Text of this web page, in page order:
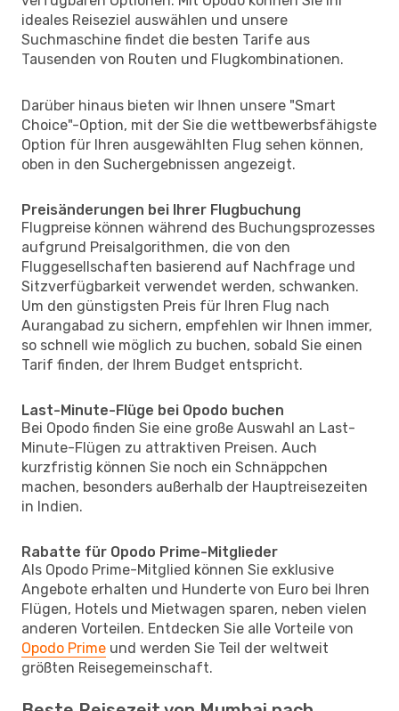
ideales Reiseziel auswählen und unsere
Suchmaschine findet die besten Tarife aus
Tausenden von Routen und Flugkombinationen.
Darüber hinaus bieten wir Ihnen unsere "Smart
Choice"-Option, mit der Sie die wettbewerbsfähigste
Option für Ihren ausgewählten Flug sehen können,
oben in den Suchergebnissen angezeigt.
Preisänderungen bei Ihrer Flugbuchung
Flugpreise können während des Buchungsprozesses
aufgrund Preisalgorithmen, die von den
Fluggesellschaften basierend auf Nachfrage und
Sitzverfügbarkeit verwendet werden, schwanken.
Um den günstigsten Preis für Ihren Flug nach
Aurangabad zu sichern, empfehlen wir Ihnen immer,
so schnell wie möglich zu buchen, sobald Sie einen
Tarif finden, der Ihrem Budget entspricht.
Last-Minute-Flüge bei Opodo buchen
Bei Opodo finden Sie eine große Auswahl an Last-
Minute-Flügen zu attraktiven Preisen. Auch
kurzfristig können Sie noch ein Schnäppchen
machen, besonders außerhalb der Hauptreisezeiten
in Indien.
Rabatte für Opodo Prime-Mitglieder
Als Opodo Prime-Mitglied können Sie exklusive
Angebote erhalten und Hunderte von Euro bei Ihren
Flügen, Hotels und Mietwagen sparen, neben vielen
anderen Vorteilen. Entdecken Sie alle Vorteile von
Opodo Prime und werden Sie Teil der weltweit
größten Reisegemeinschaft.